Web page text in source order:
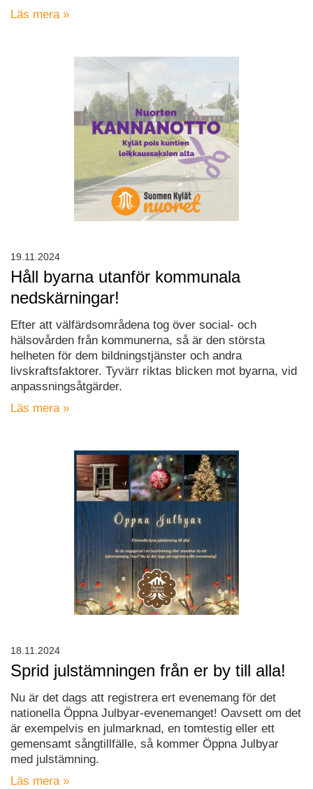
Läs mera »
Håll byarna utanför kommunala
nedskärningar!
Efter att välfärdsområdena tog över social- och
hälsovården från kommunerna, så är den största
helheten för dem bildningstjänster och andra
livskraftsfaktorer. Tyvärr riktas blicken mot byarna, vid
anpassningsåtgärder.
Läs mera »
19.11.2024
Sprid julstämningen från er by till alla!
Nu är det dags att registrera ert evenemang för det
nationella Öppna Julbyar-evenemanget! Oavsett om det
är exempelvis en julmarknad, en tomtestig eller ett
gemensamt sångtillfälle, så kommer Öppna Julbyar
med julstämning.
Läs mera »
18.11.2024